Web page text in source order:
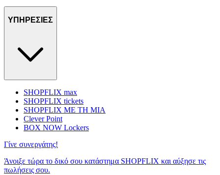
ΥΠΗΡΕΣΙΕΣ
SHOPFLIX max
SHOPFLIX tickets
SHOPFLIX ΜΕ ΤΗ ΜΙΑ
Clever Point
BOX NOW Lockers
Γίνε συνεργάτης!
Άνοιξε τώρα το δικό σου κατάστημα SHOPFLIX και αύξησε τις
πωλήσεις σου.